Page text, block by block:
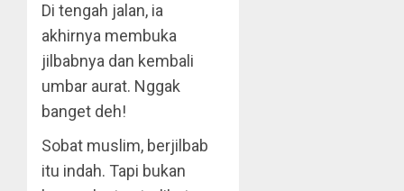
Di tengah jalan, ia
akhirnya membuka
jilbabnya dan kembali
umbar aurat. Nggak
banget deh!
Sobat muslim, berjilbab
itu indah. Tapi bukan